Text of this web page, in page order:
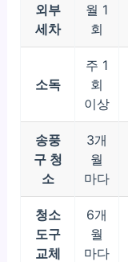
외부
세차
월 1
회
소독
주 1
회
이상
송풍
구 청
소
3개
월
마다
청소
도구
교체
6개
월
마다